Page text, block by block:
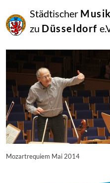
Städtischer
zu Düsseldorf
September
2014
Manfred Hill
Mozartrequiem Mai 2014